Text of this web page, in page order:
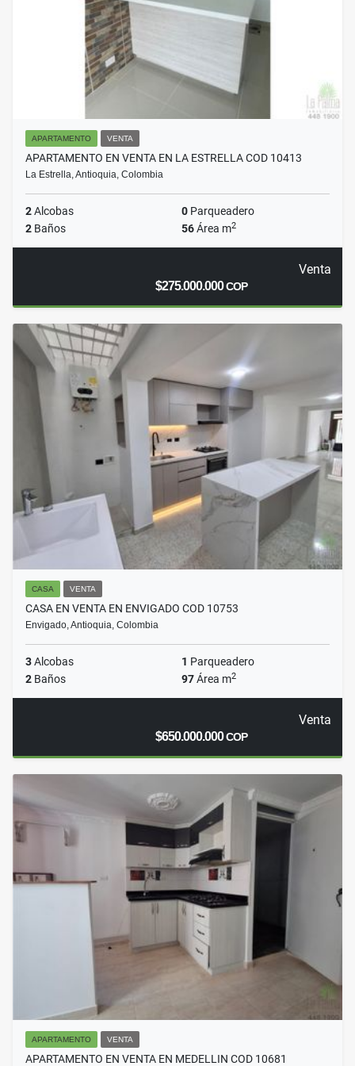
APARTAMENTO VENTA
APARTAMENTO EN VENTA EN LA ESTRELLA COD 10413
La Estrella, Antioquia, Colombia
2Alcobas 0 Parqueadero
2 Baños 56Área m2
Venta
$275.000.000COP
CASA VENTA
CASA EN VENTA EN ENVIGADO COD 10753
Envigado, Antioquia, Colombia
3Alcobas 1 Parqueadero
2 Baños 97Área m2
Venta
$650.000.000COP
APARTAMENTO VENTA
APARTAMENTO EN VENTA EN MEDELLIN COD 10681